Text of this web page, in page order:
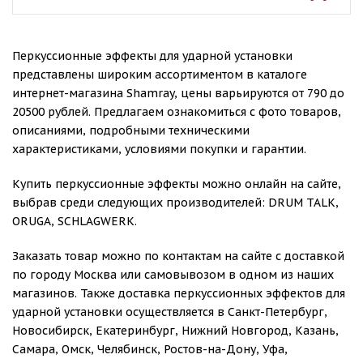
Перкуссионные эффекты для ударной установки
представлены широким ассортиментом в каталоге
интернет-магазина Shamray, цены варьируются от 790 до
20500 рублей. Предлагаем ознакомиться с фото товаров,
описаниями, подробными техническими
характеристиками, условиями покупки и гарантии.
Купить перкуссионные эффекты можно онлайн на сайте,
выбрав среди следующих производителей: DRUM TALK,
ORUGA, SCHLAGWERK.
Заказать товар можно по контактам на сайте с доставкой
по городу Москва или самовывозом в одном из наших
магазинов. Также доставка перкуссионных эффектов для
ударной установки осуществляется в Санкт-Петербург,
Новосибирск, Екатеринбург, Нижний Новгород, Казань,
Самара, Омск, Челябинск, Ростов-на-Дону, Уфа,